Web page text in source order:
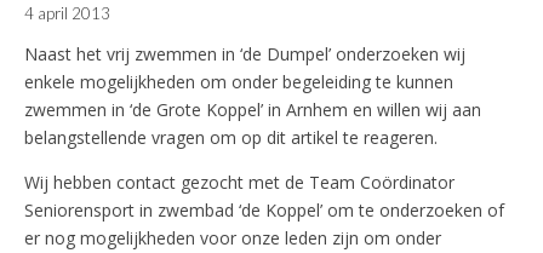
4 april 2013
Naast het vrij zwemmen in ‘de Dumpel’ onderzoeken wij
enkele mogelijkheden om onder begeleiding te kunnen
zwemmen in ‘de Grote Koppel’ in Arnhem en willen wij aan
belangstellende vragen om op dit artikel te reageren.
Wij hebben contact gezocht met de Team Coördinator
Seniorensport in zwembad ‘de Koppel’ om te onderzoeken of
er nog mogelijkheden voor onze leden zijn om onder